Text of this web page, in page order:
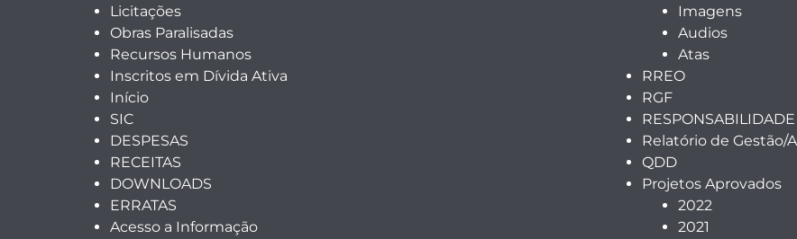
Licitações
Obras Paralisadas
Recursos Humanos
Inscritos em Dívida Ativa
Início
SIC
DESPESAS
RECEITAS
DOWNLOADS
ERRATAS
Acesso a Informação
Imagens
Audios
Atas
RREO
RGF
Relatório de Gestão/
QDD
Projetos Aprovados
2022
2021